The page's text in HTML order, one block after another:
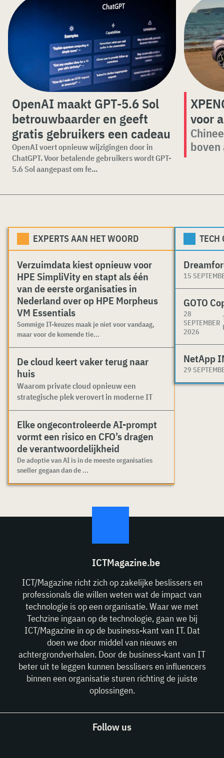
OpenAI maakt GPT-5.6 Sol
betrouwbaarder en geeft
gratis gebruikers een cadeau
OpenAI voert opnieuw wijzigingen door in
ChatGPT. Voor betalende gebruikers wordt GPT-
5.6 Sol aangepast om fe...
voor
boven
EXPERTS AAN HET WOORD
Verzuimdata kiest opnieuw voor
HPE SimpliVity en stapt als één
van de eerste organisaties in
Nederland over op HPE Morpheus
VM Essentials
Sommige IT-keuzes maak je niet voor vandaag,
maar voor de komende tie...
De cloud keert vaker terug naar
huis
Waarom private cloud opnieuw een
strategische plek verovert in moderne IT
Elke ongecontroleerde AI-prompt
vormt een risico en CFO’s dragen
de verantwoordelijkheid
De adoptie van AI is in de meeste organisaties
sneller gegaan dan de ...
TECH
15
GOTO
28
SEPTEMBER
2026
NetApp
29
ICTMagazine.be
ICT/Magazine richt zich op zakelijke beslissers en
professionals die willen weten wat de impact van
technologie is op een organisatie. Waar we met
Techzine ingaan op de technologie, gaan we bij
ICT/Magazine in op de business-kant van IT. Dat
doen we door middel van nieuws en
achtergrondverhalen. Door de business-kant van IT
beter uit te leggen kunnen besslisers en influencers
binnen een organisatie sturen richting de juiste
oplossingen.
Follow us